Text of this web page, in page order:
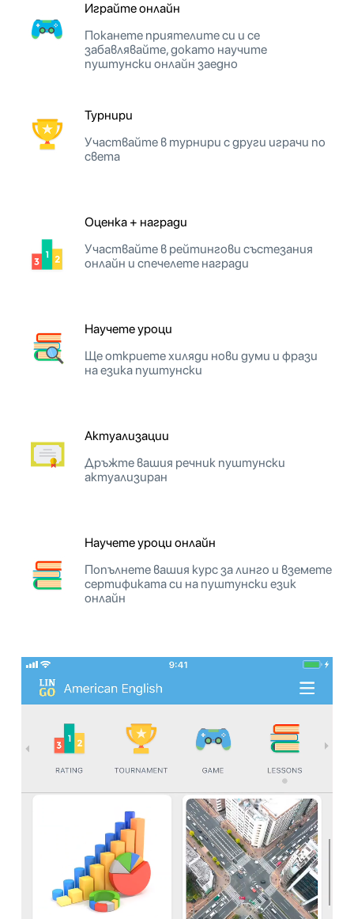
Играйте онлайн
Поканете приятелите си и се
забавлявайте, докато научите
пуштунски онлайн заедно
Турнири
Участвайте в турнири с други играчи по
света
Оценка + награди
Участвайте в рейтингови състезания
онлайн и спечелете награди
Научете уроци
Ще откриете хиляди нови думи и фрази
на езика пуштунски
Актуализации
Дръжте вашия речник пуштунски
актуализиран
Научете уроци онлайн
Попълнете вашия курс за линго и вземете
сертификата си на пуштунски език
онлайн